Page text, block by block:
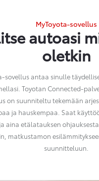
MyToyota-sovellus
autoasi
oletkin
sovellus antaa sinulle
Toyotan Connected-
on suunniteltu tekemään
ja hauskempaa. Saat
aina etälatauksen
matkustamon
suunnitteluun.